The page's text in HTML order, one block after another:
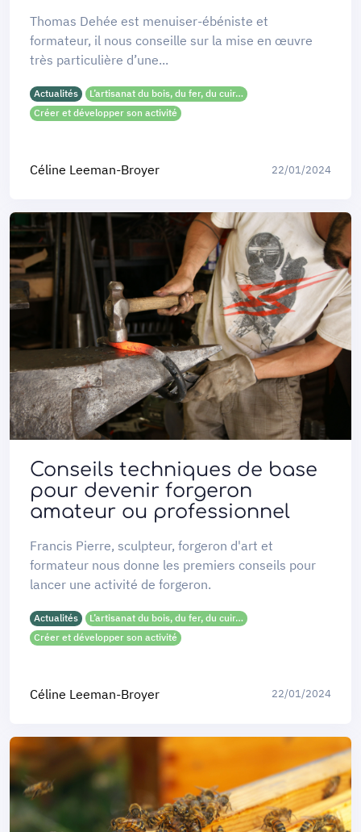
Thomas Dehée est menuiser-ébéniste et
formateur, il nous conseille sur la mise en œuvre
très particulière d’une...
Actualités
L’artisanat du bois, du fer, du cuir…
Créer et développer son activité
Céline Leeman-Broyer 22/01/2024
Conseils techniques de base
pour devenir forgeron
amateur ou professionnel
Francis Pierre, sculpteur, forgeron d'art et
formateur nous donne les premiers conseils pour
lancer une activité de forgeron.
Actualités
L’artisanat du bois, du fer, du cuir…
Créer et développer son activité
Céline Leeman-Broyer 22/01/2024